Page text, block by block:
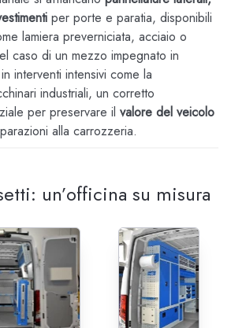
per porte e paratia, disponibili
lamiera preverniciata, acciaio o
caso di un mezzo impegnato in
interventi intensivi come la
industriali, un corretto
per preservare il valore del veicolo
alla carrozzeria.
un’officina su misura